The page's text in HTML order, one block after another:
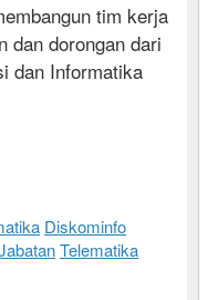
tim kerja
dan dorongan dari
dan Informatika
Diskominfo
Telematika